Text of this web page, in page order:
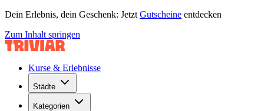
Dein Erlebnis, dein Geschenk: Jetzt Gutscheine entdecken
Zum Inhalt springen
Kurse & Erlebnisse
Städte
Kategorien